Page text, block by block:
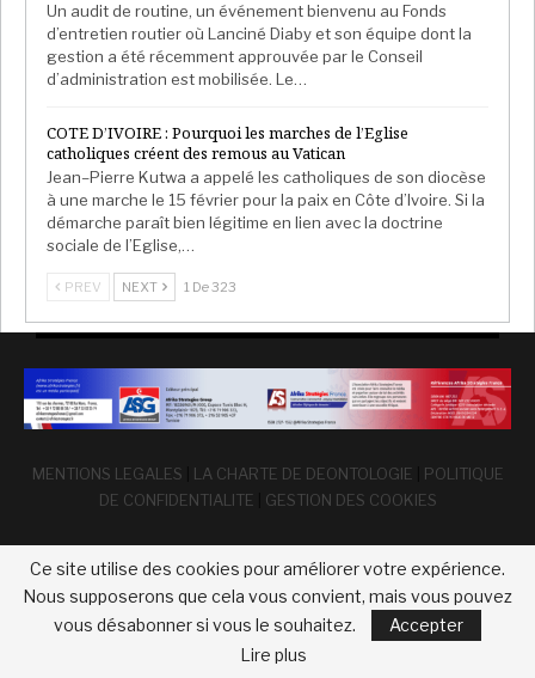
Un audit de routine, un événement bienvenu au Fonds
d’entretien routier où Lanciné Diaby et son équipe dont la
gestion a été récemment approuvée par le Conseil
d’administration est mobilisée. Le…
COTE D’IVOIRE : Pourquoi les marches de l’Eglise
catholiques créent des remous au Vatican
Jean–Pierre Kutwa a appelé les catholiques de son diocèse
à une marche le 15 février pour la paix en Côte d’Ivoire. Si la
démarche paraît bien légitime en lien avec la doctrine
sociale de l’Eglise,…
PREV NEXT 1 De 323
MENTIONS LEGALES LA CHARTE DE DEONTOLOGIE
POLITIQUE
DE CONFIDENTIALITE
GESTION DES COOKIES
© 2026 - Afrika Strategies France. Tous droits réservés
Ce site utilise des cookies pour améliorer votre expérience.
Nous supposerons que cela vous convient, mais vous pouvez
vous désabonner si vous le souhaitez.
Accepter
Lire plus